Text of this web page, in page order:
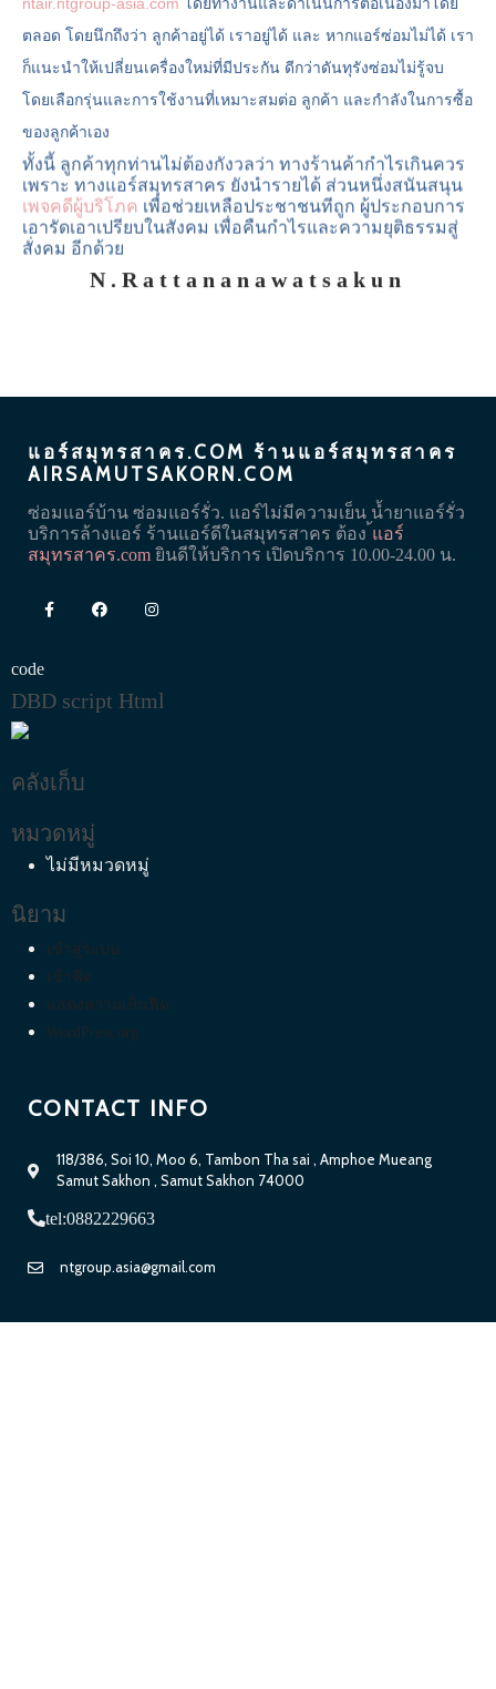
ตลอด โดยนึกถึงว่า ลูกค้าอยู่ได้ เราอยู่ได้ และ หากแอร์ซ่อมไม่ได้ เรา
ก็แนะนำให้เปลี่ยนเครื่องใหม่ที่มีประกัน ดีกว่าดันทุรังซ่อมไม่รู้จบ
โดยเลือกรุ่นและการใช้งานที่เหมาะสมต่อ ลูกค้า และกำลังในการซื้อ
ของลูกค้าเอง
ทั้งนี้ ลูกค้าทุกท่านไม่ต้องกังวลว่า ทางร้านค้ากำไรเกินควร
เพราะ ทางแอร์สมุทรสาคร ยังนำรายได้ ส่วนหนึ่งสนันสนุน
เพจคดีผู้บริโภคเพื่อช่วยเหลือประชาชนทีถูก ผู้ประกอบการ
เอารัดเอาเปรียบในสังคม เพื่อคืนกำไรและความยุติธรรมสู่
สั่งคม อีกด้วย
N.rattananawatsakun
แอร์สมุทรสาคร.COM ร้านแอร์สมุทรสาคร
AIRSAMUTSAKORN.COM
ซ่อมแอร์บ้าน ซ่อมแอร์รั่ว. แอร์ไม่มีความเย็น น้ำยาแอร์รั่ว
บริการล้างแอร์ ร้านแอร์ดีในสมุทรสาคร ต้อง ้แอร์
สมุทรสาคร.com ยินดีให้บริการ เปิดบริการ 10.00-24.00 น.
code
DBD script Html
คลังเก็บ
หมวดหมู่
ไม่มีหมวดหมู่
นิยาม
เข้าสู่ระบบ
เข้าฟีด
แสดงความเห็นฟีด
WordPress.org
CONTACT INFO
118/386, Soi 10, Moo 6, Tambon Tha sai , Amphoe Mueang
Samut Sakhon , Samut Sakhon 74000
tel:0882229663
ntgroup.asia@gmail.com